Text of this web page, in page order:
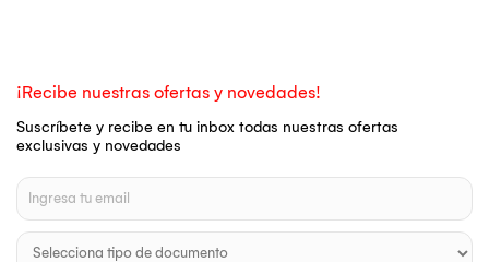
¡Recibe nuestras ofertas y novedades!
Suscríbete y recibe en tu inbox todas nuestras ofertas
exclusivas y novedades